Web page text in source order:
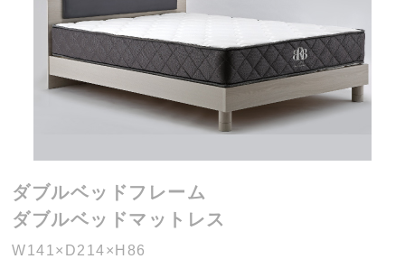
ダブルベッドフレーム
ダブルベッドマットレス
W141×D214×H86